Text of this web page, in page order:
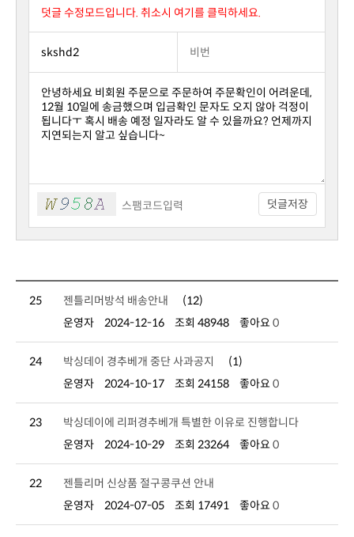
덧글 수정모드입니다. 취소시 여기를 클릭하세요.
덧글저장
25 젠틀리머방석 배송안내
(12)
운영자
2024-12-16 조회 48948 좋아요 0
24 박싱데이 경추베개 중단 사과공지
(1)
운영자
2024-10-17 조회 24158 좋아요 0
23
박싱데이에 리퍼경추베개 특별한 이유로 진행합니다
운영자
2024-10-29 조회 23264 좋아요 0
22
젠틀리머 신상품 절구콩쿠션 안내
운영자
2024-07-05 조회 17491 좋아요 0